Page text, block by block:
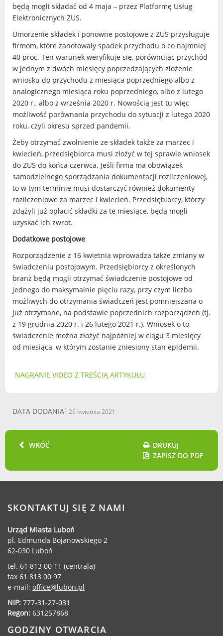
RADA MIASTA LUBOŃ
Portal Mieszkańca. Aktualne informacje
Radni Rady Miasta Luboń
Sesja Rady Miasta
Harmonogram dyżurów radnych
Komisje Rady Miasta Luboń
Terminarz spotkań komisji
Uchwały Rady Miasta Luboń
Młodzieżowa Rada Miasta Luboń
Rada Gospodarcza
POZOSTAŁE
Państwowy Fundusz Rehabilitacji Osób
Niepełnosprawnych
Zakład Ubezpieczeń Społecznych
Poznańska Lokalna Organizacja
Turystyczna
Urząd statystyczny w Poznaniu
Instytut Rozwoju Wsi i Rolnictwa
Polskiej Akademii Nauk
Instytut Skrzynki
Muzeum Narodowe Rolnictwa i
Przemysłu Rolno-Spożywczego w
Państwowe Gospodarstwo Wodne
Wody Polskie
Dane adresowe, wydziały i sprawy
będą mogli składać od 4 maja – przez Platformę Usług
Elektronicznych ZUS.
Umorzenie składek i ponowne postojowe z ZUS przysługuje
firmom, które zanotowały spadek przychodu o co najmniej
40 proc. Ten warunek weryfikuje się, porównując przychód
w jednym z dwóch miesięcy poprzedzających złożenie
wniosku do przychodu z miesiąca poprzedniego albo z
analogicznego miesiąca roku poprzedniego, albo z lutego
2020 r., albo z września 2020 r. Nowością jest tu więc
możliwość porównania przychodu do sytuacji z lutego 2020
roku, czyli okresu sprzed pandemii.
Żeby otrzymać zwolnienie ze składek także za marzec i
kwiecień, przedsiębiorca musi złożyć w tej sprawie wniosek
do ZUS do końca czerwca. Jeśli firma ma obowiązek
samodzielnego sporządzania dokumentacji rozliczeniowej,
to w tym terminie musi dostarczyć również dokumenty
rozliczeniowe za marzec i kwiecień. Przedsiębiorcy, którzy
zdążyli już opłacić składki za te miesiące, będą mogli
uzyskać ich zwrot.
Dodatkowe postojowe
Rozporządzenie z 16 kwietnia wprowadza także zmiany w
świadczeniu postojowym. Przedsiębiorcy z określonych
branż będą mogli otrzymać świadczenie postojowe od
jednego do maksymalnie pięciu razy, przy czym liczba
możliwych do otrzymania świadczeń jest pomniejszana o
już otrzymane, na podstawie poprzednich rozporządzeń (tj.
z 19 grudnia 2020 r. i 26 lutego 2021 r.). Wniosek o to
świadczenie można złożyć najpóźniej w ciągu 3 miesięcy
od miesiąca, w którym zostanie zniesiony stan epidemii.
NAGRANIE VIDEO Z TREŚCIĄ ARTYKUŁU
DATA DODANIA 26 kwietnia 2021
WRÓĆ
DRUKUJ
ZAPISZ DO PDF
SKONTAKTUJ SIĘ Z NAMI
Urząd Miasta Luboń
pl. Edmunda Bojanowskiego 2
62-030 Luboń
tel. 61 813 00 11 (centrala)
fax 61 813 00 97
e-mail: office@lubon.pl
NIP: 777-31-27-031
Regon: 631257868
GODZINY OTWARCIA